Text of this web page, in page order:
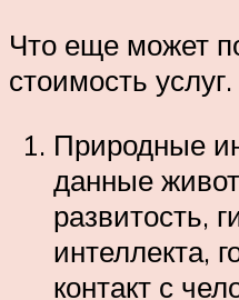
Что еще может
стоимость услуг.
Природные
данные
развитость,
интеллекта,
контакт с